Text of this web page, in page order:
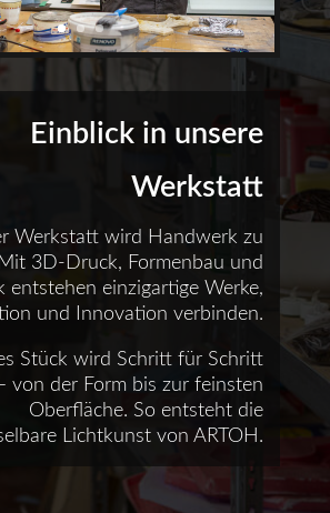
Einblick in unsere
Werkstatt
Werkstatt wird Handwerk zu
3D-Druck, Formenbau und
entstehen einzigartige Werke,
und Innovation verbinden.
Stück wird Schritt für Schritt
von der Form bis zur feinsten
Oberfläche. So entsteht die
Lichtkunst von ARTOH.